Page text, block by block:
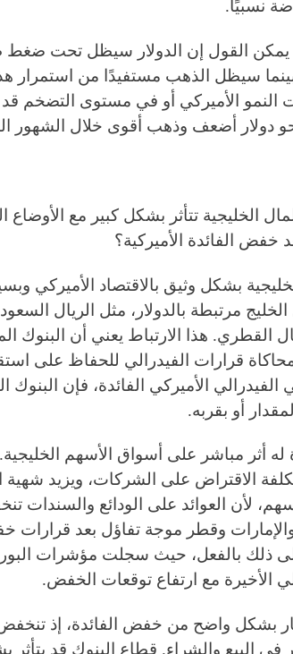
نسبيًا.
القول إن الدولار سيظل تحت ضغط
بينما سيظل الذهب مستفيدًا من استمرار
الأميركي أو في مستوى التضخم قد
دولار أضعف وذهب أقوى خلال الشهور
الخليجية تتأثر بشكل كبير مع الأوضاع
خفض الفائدة الأميركية؟
بشكل وثيق بالاقتصاد الأميركي
مرتبطة بالدولار، مثل الريال
القطري. هذا الارتباط يعني أن البنوك
قرارات الفيدرالي للحفاظ على
الأميركي الفائدة، فإن البنوك
أو بقربه.
أثر مباشر على أسواق الأسهم
الاقتراض على الشركات، ويزيد
لأن العوائد على الودائع والسندات
وقطر موجة تفاؤل بعد قرارات
ذلك بالفعل، حيث سجلت مؤشرات
الأخيرة مع ارتفاع توقعات الخفض.
بشكل واضح من خفض الفائدة، إذ تنخفض
في البيع والشراء. قطاع البنوك قد